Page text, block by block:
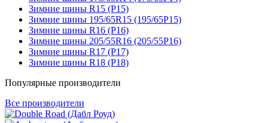
Зимние шины R15 (Р15)
Зимние шины 195/65R15 (195/65Р15)
Зимние шины R16 (Р16)
Зимние шины 205/55R16 (205/55Р16)
Зимние шины R17 (Р17)
Зимние шины R18 (Р18)
Популярные производители
Все производители